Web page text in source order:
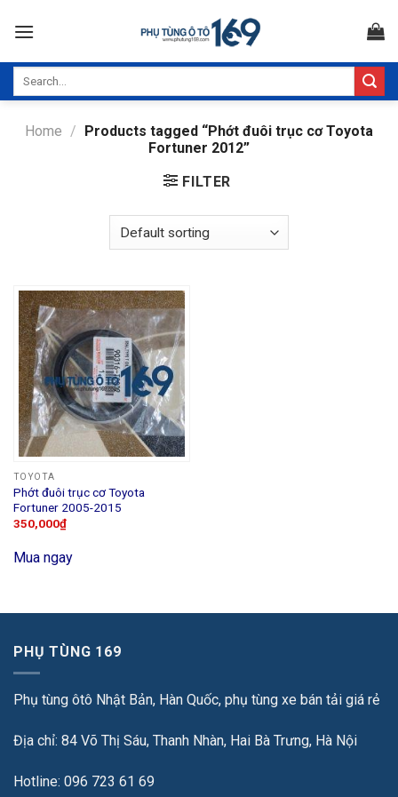
Home / Products tagged “Phớt đuôi trục cơ Toyota
Fortuner 2012”
FILTER
TOYOTA
Phớt đuôi trục cơ Toyota
Fortuner 2005-2015
350,000₫
Mua ngay
PHỤ TÙNG 169
Phụ tùng ôtô Nhật Bản, Hàn Quốc, phụ tùng xe bán tải giá rẻ
Địa chỉ: 84 Võ Thị Sáu, Thanh Nhàn, Hai Bà Trưng, Hà Nội
Hotline: 096 723 61 69